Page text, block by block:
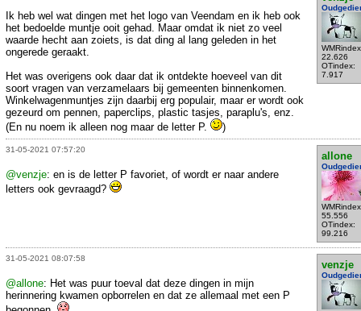
22.626
OTindex:
7.917
Ik heb wel wat dingen met het logo van Veendam en ik heb ook
het bedoelde muntje ooit gehad. Maar omdat ik niet zo veel
waarde hecht aan zoiets, is dat ding al lang geleden in het
ongerede geraakt.
Het was overigens ook daar dat ik ontdekte hoeveel van dit
soort vragen van verzamelaars bij gemeenten binnenkomen.
Winkelwagenmuntjes zijn daarbij erg populair, maar er wordt ook
gezeurd om pennen, paperclips, plastic tasjes, paraplu's, enz.
(En nu noem ik alleen nog maar de letter P.
)
31-05-2021 07:57:20
allone
55.556
OTindex:
99.216
@venzje: en is de letter P favoriet, of wordt er naar andere
letters ook gevraagd?
31-05-2021 08:07:58
venzje
@allone: Het was puur toeval dat deze dingen in mijn
herinnering kwamen opborrelen en dat ze allemaal met een P